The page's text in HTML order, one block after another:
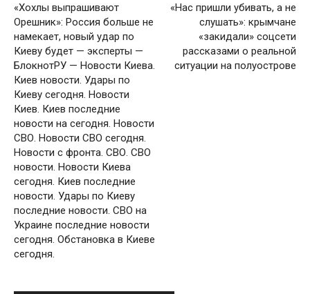
«Хохлы выпрашивают
Орешник»: Россия больше не
намекает, новый удар по
Киеву будет — эксперты —
БлокнотРУ — Новости Киева.
Киев новости. Удары по
Киеву сегодня. Новости
Киев. Киев последние
новости на сегодня. Новости
СВО. Новости СВО сегодня.
Новости с фронта. СВО. СВО
новости. Новости Киева
сегодня. Киев последние
новости. Удары по Киеву
последние новости. СВО на
Украине последние новости
сегодня. Обстановка в Киеве
сегодня.
«Нас пришли убивать, а не
слушать»: крымчане
«закидали» соцсети
рассказами о реальной
ситуации на полуострове